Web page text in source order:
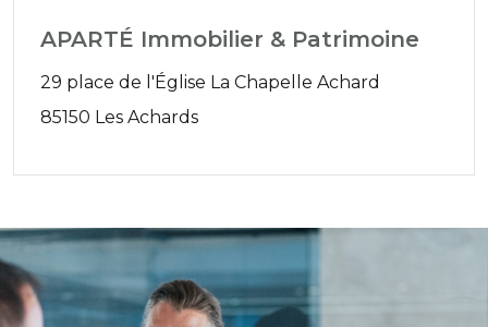
APARTÉ Immobilier & Patrimoine
29 place de l'Église La Chapelle Achard
85150 Les Achards